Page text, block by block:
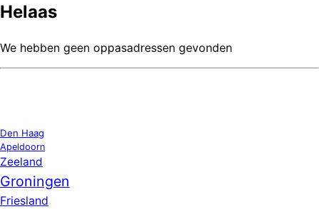
Helaas
We hebben geen oppasadressen gevonden
Den Haag
Apeldoorn
Zeeland
Groningen
Friesland